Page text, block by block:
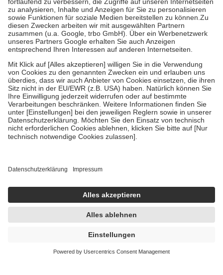
höchstens zehn Euro.Es sind jedoch nie mehr als die tatsächlichen
Kosten der Leistung zu entrichten.
Diese Regeln gelten grundsätzlich auch für Online-Apotheken.
Bei Heilmitteln und häuslicher Krankenpflege beträgt die
Zuzahlung zehn Prozent der Kosten sowie zehn Euro je
Um das Engagement der Versicherten für ihre eigene Gesundheit zu
stärken und die besondere Stellung der Familie zu unterstützen,
fallenkeine Zuzahlungen an bei:
• Kindern und Jugendlichen bis zum vollendeten 18. Lebensjahr
mit Ausnahme der Fahrkosten
• Untersuchungen zur Vorsorge und Früherkennung, die von der
GKV getragen werden
• empfohlenen Schutzimpfungen
Wir nutzen Trusted Shops als unabhängigen Dienstleister für die
getroffen, um sicherzustellen, dass es sich um echte Bewertungen
handelt. Mehr Informationen findest du hier:
https://help.etrusted.com/hc/de/articles/4419944605341